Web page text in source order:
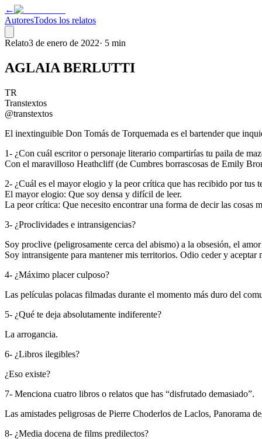
←
AutoresTodos los relatos
Relato3 de enero de 2022· 5 min
AGLAIA BERLUTTI
TR
Transtextos
@transtextos
El inextinguible Don Tomás de Torquemada es el bartender que
1- ¿Con cuál escritor o personaje literario compartirías tu paila de
Con el maravilloso Heathcliff (de Cumbres borrascosas de Emily
2- ¿Cuál es el mayor elogio y la peor crítica que has recibido por tus
El mayor elogio: Que soy densa y difícil de leer.
La peor crítica: Que necesito encontrar una forma de decir las cosas
3- ¿Proclividades e intransigencias?
Soy proclive (peligrosamente cerca del abismo) a la obsesión, el
Soy intransigente para mantener mis territorios. Odio ceder y
4- ¿Máximo placer culposo?
Las películas polacas filmadas durante el momento más duro del
5- ¿Qué te deja absolutamente indiferente?
La arrogancia.
6- ¿Libros ilegibles?
¿Eso existe?
7- Menciona cuatro libros o relatos que has “disfrutado demasiado”.
Las amistades peligrosas de Pierre Choderlos de Laclos,
8- ¿Media docena de films predilectos?